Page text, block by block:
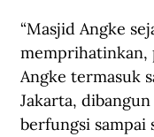
“Masjid Angke
memprihatinkan,
Angke termasuk
Jakarta,
berfungsi sampai